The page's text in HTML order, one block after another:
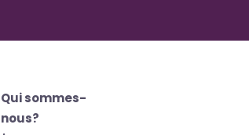
Qui sommes-
nous?